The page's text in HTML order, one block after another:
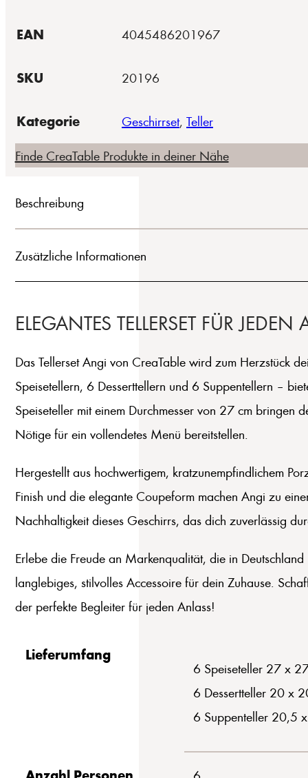
EAN 4045486201967
SKU 20196
Kategorie Geschirrset, Teller
Finde CreaTable Produkte in deiner Nähe
Beschreibung
Zusätzliche Informationen
ELEGANTES TELLERSET FÜR JEDEN
Das Tellerset Angi von CreaTable wird zum Herzstück
Speisetellern, 6 Desserttellern und 6 Suppentellern –
Speiseteller mit einem Durchmesser von 27 cm bringen
Nötige für ein vollendetes Menü bereitstellen.
Hergestellt aus hochwertigem, kratzunempfindlichem
Finish und die elegante Coupeform machen Angi zu
Nachhaltigkeit dieses Geschirrs, das dich zuverlässig
Erlebe die Freude an Markenqualität, die in
langlebiges, stilvolles Accessoire für dein Zuhause.
der perfekte Begleiter für jeden Anlass!
Lieferumfang
6 Speiseteller 27 x
6 Dessertteller 20 x
6 Suppenteller 20,5